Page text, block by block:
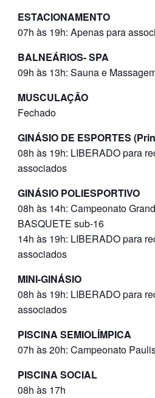
ESTACIONAMENTO
07h às 19h: Apenas para
BALNEÁRIOS- SPA
09h às 13h: Sauna e
MUSCULAÇÃO
Fechado
GINÁSIO DE ESPORTES
08h às 19h: LIBERADO para
associados
GINÁSIO POLIESPORTIVO
08h às 14h: Campeonato
BASQUETE sub-16
14h às 19h: LIBERADO para
associados
MINI-GINÁSIO
08h às 19h: LIBERADO para
associados
PISCINA SEMIOLÍMPICA
07h às 20h: Campeonato
PISCINA SOCIAL
08h às 17h